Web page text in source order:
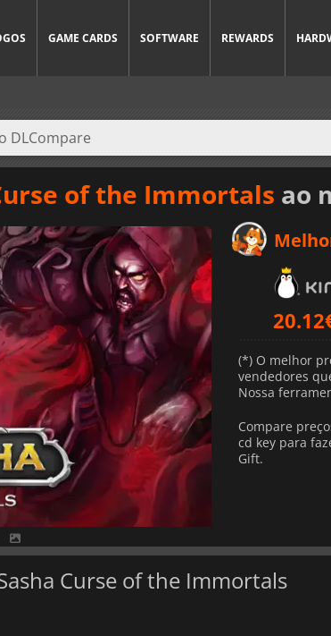
GAME CARDS SOFTWARE REWARDS
of the Immortals ao
20.12
(*) O melhor
vendedores
Nossa
Compare
cd key para
Gift.
Curse of the Immortals